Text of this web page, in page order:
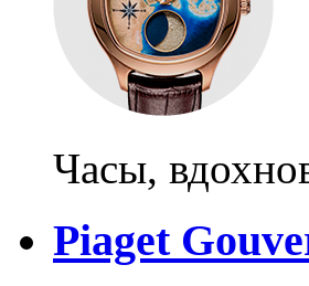
Часы,
Piaget